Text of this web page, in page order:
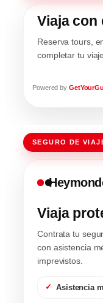
Viaja con
Reserva tours,
completar tu
Powered by
SEGURO DE
Viaja
Contrata tu
con asistencia
imprevistos.
Asistencia